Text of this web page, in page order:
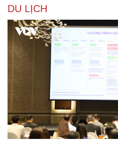
Tư vấn
DU LỊCH